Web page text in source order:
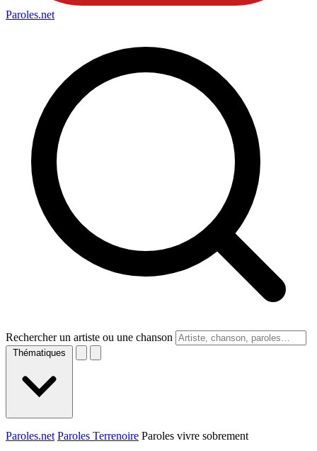
Paroles.net
Rechercher un artiste ou une chanson
Thématiques
Paroles.net Paroles Terrenoire Paroles vivre sobrement